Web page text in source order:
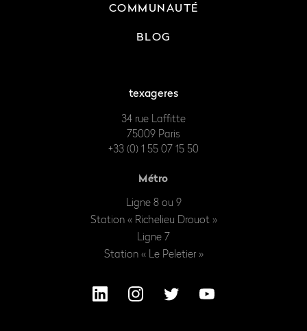
COMMUNAUTÉ
BLOG
texageres
34 rue Laffitte
75009 Paris
+33 (0) 1 55 07 15 50
Métro
Ligne 8 ou 9
Station « Richelieu Drouot »
Ligne 7
Station « Le Peletier »